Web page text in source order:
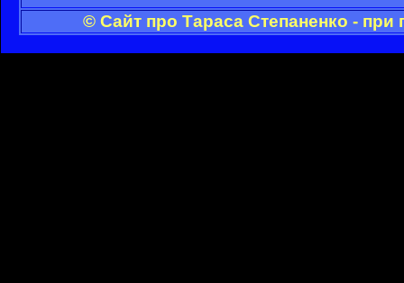
© Сайт про Тараса Степаненко -